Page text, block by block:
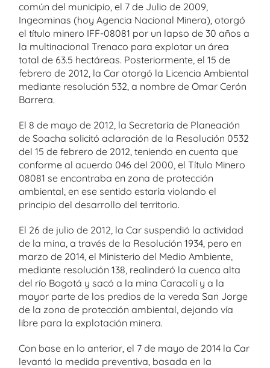
común del municipio, el 7 de Julio de 2009,
Ingeominas (hoy Agencia Nacional Minera), otorgó
el título minero IFF-08081 por un lapso de 30 años a
la multinacional Trenaco para explotar un área
total de 63.5 hectáreas. Posteriormente, el 15 de
febrero de 2012, la Car otorgó la Licencia Ambiental
mediante resolución 532, a nombre de Omar Cerón
Barrera.
El 8 de mayo de 2012, la Secretaría de Planeación
de Soacha solicitó aclaración de la Resolución 0532
del 15 de febrero de 2012, teniendo en cuenta que
conforme al acuerdo 046 del 2000, el Título Minero
08081 se encontraba en zona de protección
ambiental, en ese sentido estaría violando el
principio del desarrollo del territorio.
El 26 de julio de 2012, la Car suspendió la actividad
de la mina, a través de la Resolución 1934, pero en
marzo de 2014, el Ministerio del Medio Ambiente,
mediante resolución 138, realinderó la cuenca alta
del río Bogotá y sacó a la mina Caracolí y a la
mayor parte de los predios de la vereda San Jorge
de la zona de protección ambiental, dejando vía
libre para la explotación minera.
Con base en lo anterior, el 7 de mayo de 2014 la Car
levantó la medida preventiva, basada en la